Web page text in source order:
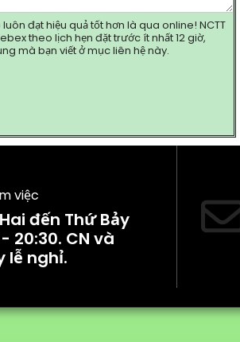
đạt hiệu quả tốt hơn là qua online! NCTT
theo lịch hẹn đặt trước ít nhất 12 giờ,
mà bạn viết ở mục liên hệ này.
việc
đến Thứ Bảy
20:30. CN và
lễ nghỉ.